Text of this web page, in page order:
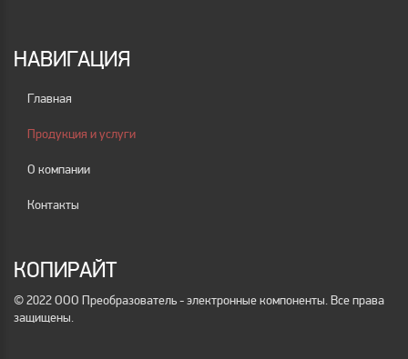
НАВИГАЦИЯ
Главная
Продукция и услуги
О компании
Контакты
КОПИРАЙТ
© 2022 ООО Преобразователь - электронные компоненты. Все права
защищены.